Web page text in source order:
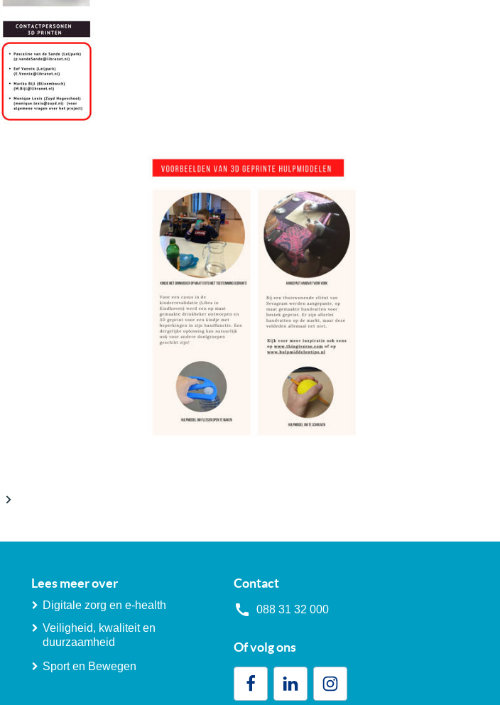
Lees meer over
Digitale zorg en e-health
Veiligheid, kwaliteit en
duurzaamheid
Sport en Bewegen
Contact
088 31 32 000
Of volg ons